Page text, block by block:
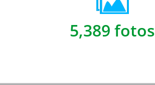
5,389 fotos